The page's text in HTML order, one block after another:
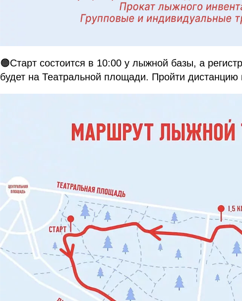
🟠Старт состоится в 10:00 у лыжной базы, а
будет на Театральной площади. Пройти